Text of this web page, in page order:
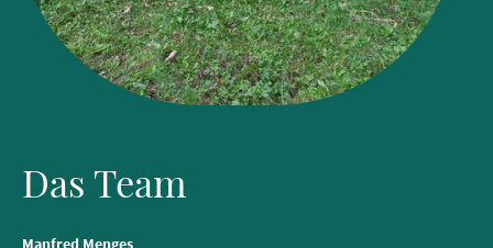
Das Team
Manfred Menges